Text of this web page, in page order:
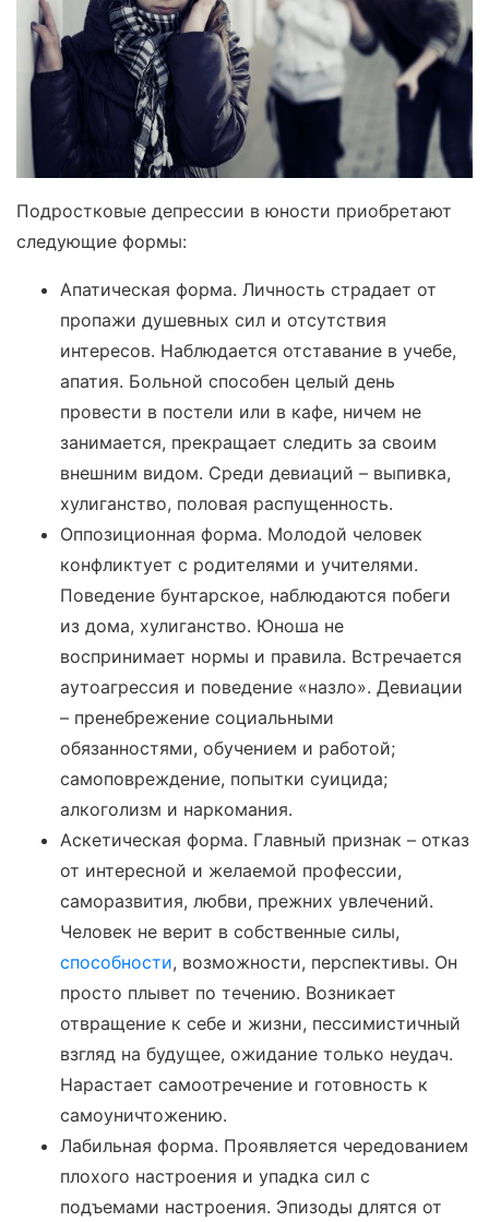
Подростковые депрессии в юности приобретают
следующие формы:
Апатическая форма. Личность страдает от
пропажи душевных сил и отсутствия
интересов. Наблюдается отставание в учебе,
апатия. Больной способен целый день
провести в постели или в кафе, ничем не
занимается, прекращает следить за своим
внешним видом. Среди девиаций – выпивка,
хулиганство, половая распущенность.
Оппозиционная форма. Молодой человек
конфликтует с родителями и учителями.
Поведение бунтарское, наблюдаются побеги
из дома, хулиганство. Юноша не
воспринимает нормы и правила. Встречается
аутоагрессия и поведение «назло». Девиации
– пренебрежение социальными
обязанностями, обучением и работой;
самоповреждение, попытки суицида;
алкоголизм и наркомания.
Аскетическая форма. Главный признак – отказ
от интересной и желаемой профессии,
саморазвития, любви, прежних увлечений.
Человек не верит в собственные силы,
способности, возможности, перспективы. Он
просто плывет по течению. Возникает
отвращение к себе и жизни, пессимистичный
взгляд на будущее, ожидание только неудач.
Нарастает самоотречение и готовность к
самоуничтожению.
Лабильная форма. Проявляется чередованием
плохого настроения и упадка сил с
подъемами настроения. Эпизоды длятся от